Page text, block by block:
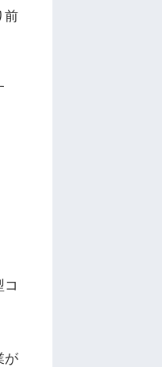
前
が